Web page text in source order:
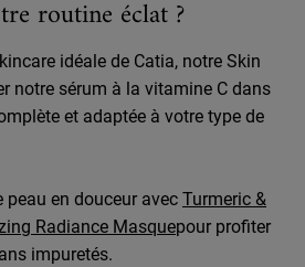
routine éclat ?
idéale de Catia, notre Skin
notre sérum à la vitamine C dans
et adaptée à votre type de
peau en douceur avec Turmeric &
Radiance Masquepour profiter
impuretés.